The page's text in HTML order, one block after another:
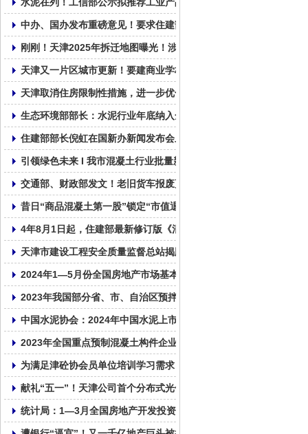
中办、国办发布重磅意见！要求住建部牵头加强指导和总结评估，
刚刚！天津2025年拆迁地图曝光！涉及城更、拆改、新建！28个
天津又一片区城市更新！要建商业学校……
天津取消住房限制性措施，进一步优化房地产政策
生态环境部部长：水泥行业年底纳入全国碳市场！
住建部部长倪虹在国新办新闻发布会上介绍住房城乡建设事业高质
引领绿色未来 I 我市混凝土行业批量新能源车辆投入使用
交通部、财政部发文！老旧货车报废更新补贴标准来了，购新能源
昔日“商品混凝土第一股”锁定“市值退市”，资金被实控人占超1亿元
4年8月1日起，住建部最新修订版《混凝土结构设计标准》GB/
天津市建设工程安全质量监督总站揭牌成立
2024年1—5月份全国房地产市场基本情况
2023年我国部分省、市、自治区预拌混凝土产量统计表！
中国水泥协会：2024年中国水泥上市公司综合实力排名
2023年全国重点预制混凝土构件企业产量
为满足津砼协会员单位培训学习需求，帮助会员单位普及相关的
献礼“五一”！天津公司首个分布式光伏发电并网成功！
统计局：1—3月全国房地产开发投资22082亿元，同比下降9.5%